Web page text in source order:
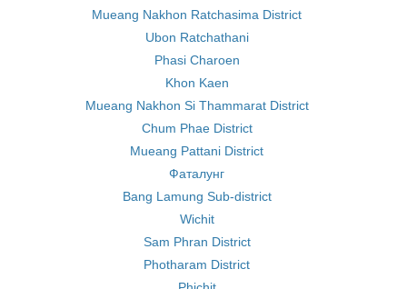
Mueang Nakhon Ratchasima District
Ubon Ratchathani
Phasi Charoen
Khon Kaen
Mueang Nakhon Si Thammarat District
Chum Phae District
Mueang Pattani District
Фаталунг
Bang Lamung Sub-district
Wichit
Sam Phran District
Photharam District